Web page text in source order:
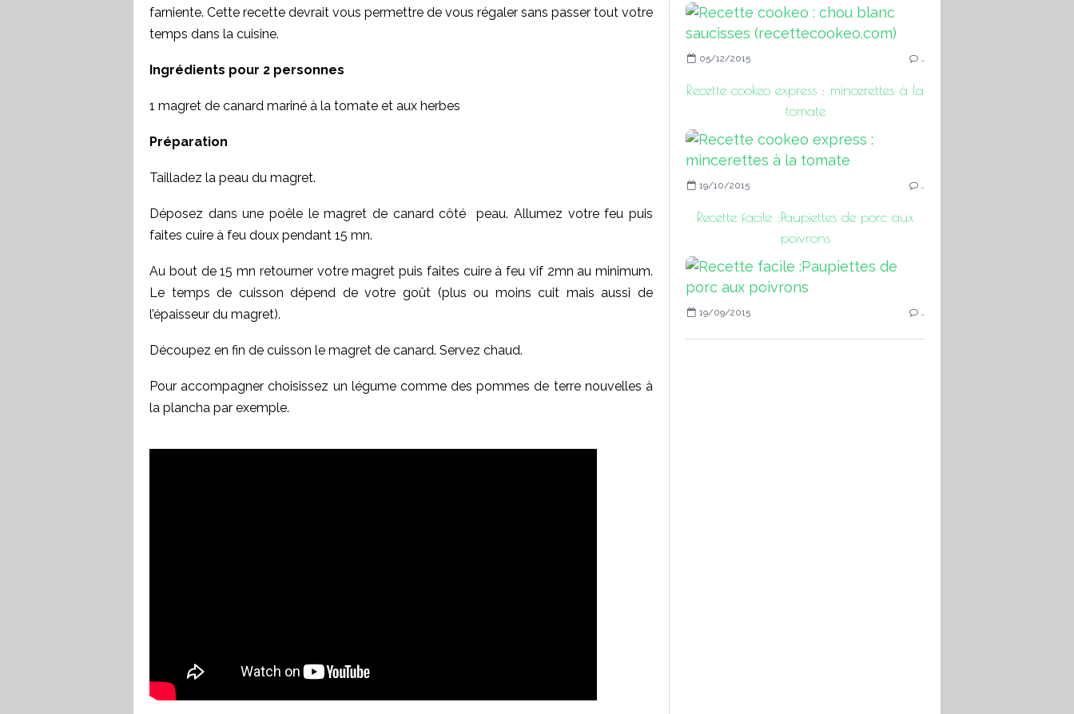
farniente. Cette recette devrait vous permettre de vous régaler sans passer tout votre
temps dans la cuisine.
Ingrédients pour 2 personnes
1 magret de canard mariné à la tomate et aux herbes
Préparation
Tailladez la peau du magret.
Déposez dans une poêle le magret de canard côté peau. Allumez votre feu puis
faites cuire à feu doux pendant 15 mn.
Au bout de 15 mn retourner votre magret puis faites cuire à feu vif 2mn au minimum.
Le temps de cuisson dépend de votre goût (plus ou moins cuit mais aussi de
l’épaisseur du magret).
Découpez en fin de cuisson le magret de canard. Servez chaud.
Pour accompagner choisissez un légume comme des pommes de terre nouvelles à
la plancha par exemple.
05/12/2015 …
Recette cookeo express : mincerettes à la
tomate
19/10/2015 …
Recette facile :Paupiettes de porc aux
poivrons
19/09/2015 …